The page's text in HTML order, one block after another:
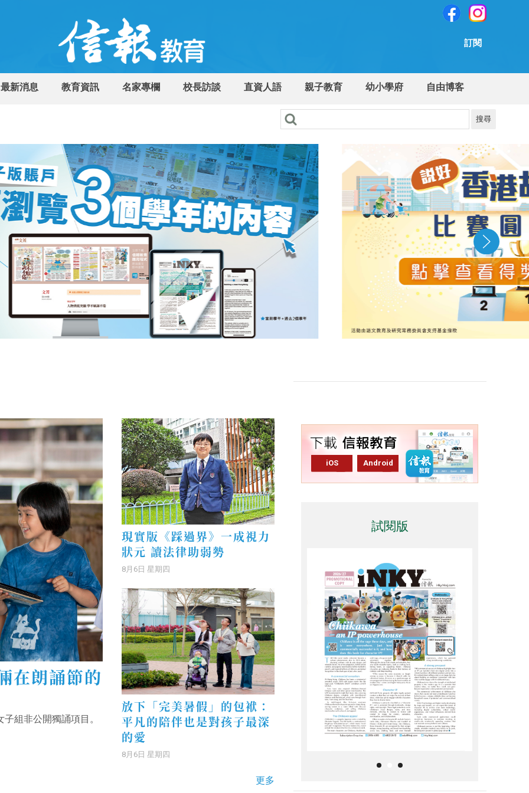
訂閱
最新消息 教育資訊 名家專欄 校長訪談 直資人語 親子教育 幼小學府 自由博客
搜尋
在朗誦節的
組非公開獨誦項目。
現實版《踩過界》一成視力
狀元 讀法律助弱勢
8月6日 星期四
放下「完美暑假」的包袱：
平凡的陪伴也是對孩子最深
的愛
8月6日 星期四
更多
iOS Android
試閱版